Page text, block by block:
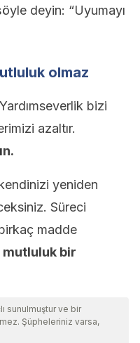
deyin: “Uyumayı
olmaz
bizi
azaltır.
yeniden
Süreci
madde
mutluluk bir
sunulmuştur ve bir
Şüpheleriniz varsa,